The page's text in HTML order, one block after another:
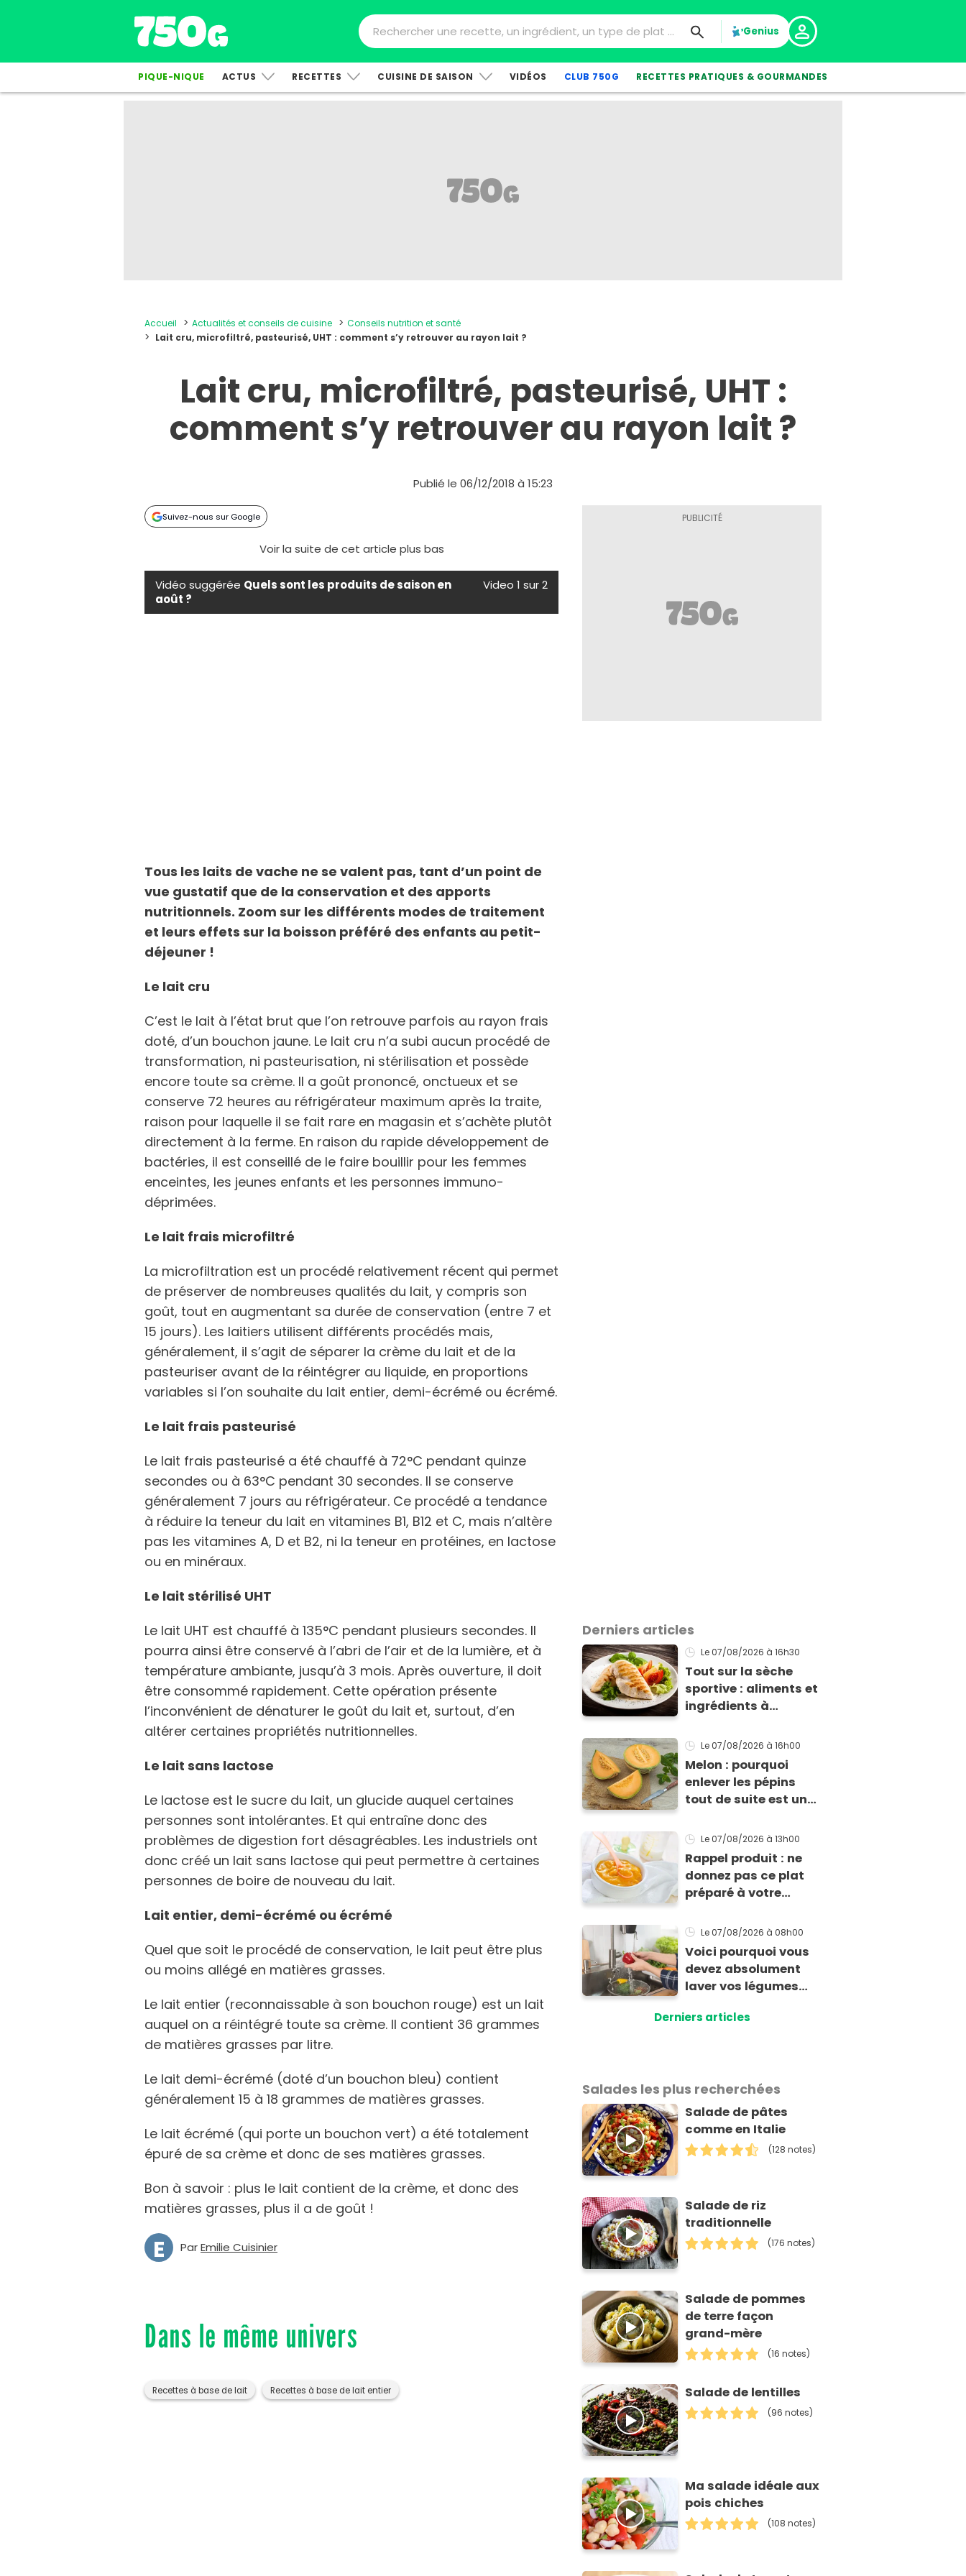
Genius
PIQUE-NIQUE ACTUS RECETTES CUISINE DE SAISON VIDÉOS CLUB 750G RECETTES PRATIQUES & GOURMANDES
Accueil Actualités et conseils de cuisine
Conseils nutrition et santé
Lait cru, microfiltré, pasteurisé, UHT : comment s’y retrouver au rayon lait ?
Lait cru, microfiltré, pasteurisé, UHT :
comment s’y retrouver au rayon lait ?
Publié le 06/12/2018 à 15:23
Suivez-nous sur Google
Voir la suite de cet article plus bas
Vidéo suggérée Quels sont les produits de saison en
août ?
Video 1 sur 2
Tous les laits de vache ne se valent pas, tant d’un point de
vue gustatif que de la conservation et des apports
nutritionnels. Zoom sur les différents modes de traitement
et leurs effets sur la boisson préféré des enfants au petit-
déjeuner !
Le lait cru
C’est le lait à l’état brut que l’on retrouve parfois au rayon frais
doté, d’un bouchon jaune. Le lait cru n’a subi aucun procédé de
transformation, ni pasteurisation, ni stérilisation et possède
encore toute sa crème. Il a goût prononcé, onctueux et se
conserve 72 heures au réfrigérateur maximum après la traite,
raison pour laquelle il se fait rare en magasin et s’achète plutôt
directement à la ferme. En raison du rapide développement de
bactéries, il est conseillé de le faire bouillir pour les femmes
enceintes, les jeunes enfants et les personnes immuno-
déprimées.
Le lait frais microfiltré
La microfiltration est un procédé relativement récent qui permet
de préserver de nombreuses qualités du lait, y compris son
goût, tout en augmentant sa durée de conservation (entre 7 et
15 jours). Les laitiers utilisent différents procédés mais,
généralement, il s’agit de séparer la crème du lait et de la
pasteuriser avant de la réintégrer au liquide, en proportions
variables si l’on souhaite du lait entier, demi-écrémé ou écrémé.
Le lait frais pasteurisé
Le lait frais pasteurisé a été chauffé à 72°C pendant quinze
secondes ou à 63°C pendant 30 secondes. Il se conserve
généralement 7 jours au réfrigérateur. Ce procédé a tendance
à réduire la teneur du lait en vitamines B1, B12 et C, mais n’altère
pas les vitamines A, D et B2, ni la teneur en protéines, en lactose
ou en minéraux.
Le lait stérilisé UHT
Le lait UHT est chauffé à 135°C pendant plusieurs secondes. Il
pourra ainsi être conservé à l’abri de l’air et de la lumière, et à
température ambiante, jusqu’à 3 mois. Après ouverture, il doit
être consommé rapidement. Cette opération présente
l’inconvénient de dénaturer le goût du lait et, surtout, d’en
altérer certaines propriétés nutritionnelles.
Le lait sans lactose
Le lactose est le sucre du lait, un glucide auquel certaines
personnes sont intolérantes. Et qui entraîne donc des
problèmes de digestion fort désagréables. Les industriels ont
donc créé un lait sans lactose qui peut permettre à certaines
personnes de boire de nouveau du lait.
Lait entier, demi-écrémé ou écrémé
Quel que soit le procédé de conservation, le lait peut être plus
ou moins allégé en matières grasses.
Le lait entier (reconnaissable à son bouchon rouge) est un lait
auquel on a réintégré toute sa crème. Il contient 36 grammes
de matières grasses par litre.
Le lait demi-écrémé (doté d’un bouchon bleu) contient
généralement 15 à 18 grammes de matières grasses.
Le lait écrémé (qui porte un bouchon vert) a été totalement
épuré de sa crème et donc de ses matières grasses.
Bon à savoir : plus le lait contient de la crème, et donc des
matières grasses, plus il a de goût !
E ParEmilie Cuisinier
Dans le même univers
Recettes à base de lait Recettes à base de lait entier
Derniers articles
Le 07/08/2026 à 16h30
Tout sur la sèche
sportive : aliments et
ingrédients à
sèche efficace
Le 07/08/2026 à 16h00
Melon : pourquoi
enlever les pépins
tout de suite est une
Le 07/08/2026 à 13h00
Rappel produit : ne
donnez pas ce plat
préparé à votre
cette allergie
Le 07/08/2026 à 08h00
Voici pourquoi vous
devez absolument
laver vos légumes
experte en hygiène
Derniers articles
Salades les plus recherchées
Salade de pâtes
comme en Italie
(128 notes)
Salade de riz
traditionnelle
(176 notes)
Salade de pommes
de terre façon
grand-mère
(16 notes)
Salade de lentilles
(96 notes)
Ma salade idéale aux
pois chiches
(108 notes)